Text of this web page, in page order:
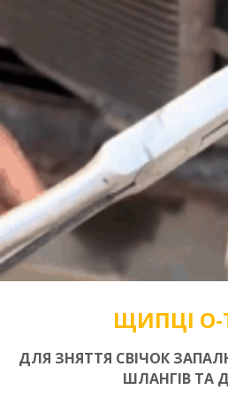
ЩИПЦІ
ДЛЯ ЗНЯТТЯ СВІЧОК
ШЛАНГІВ ТА